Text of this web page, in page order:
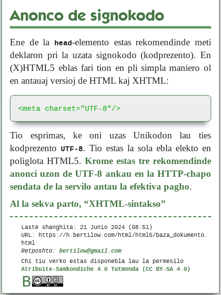
Anonco de signokodo
Ene de la head-elemento estas rekomendinde meti
deklaron pri la uzata signokodo (kodprezento). En
(X)HTML5 eblas fari tion en pli simpla maniero ol
en antauaj versioj de HTML kaj XHTML:
<meta charset="UTF-8"/>
Tio esprimas, ke oni uzas Unikodon lau ties
kodprezento UTF-8. Tio estas la sola ebla elekto en
poliglota HTML5.Krome estas tre rekomendinde
anonci uzon de UTF-8 ankau en la HTTP-chapo
sendata de la servilo antau la efektiva pagho.
Al la sekva parto, “XHTML-sintakso”
Laste shanghita: 21 Junio 2024 (08:51)
URL: https://h.bertilow.com/html/html5/baza_dokumento.
html
Retposhto:bertilow@gmail.com
Chi tiu verko estas disponebla lau la permesilo
Atribuite-Samkondiche 4.0 Tutmonda (CC BY-SA 4.0)